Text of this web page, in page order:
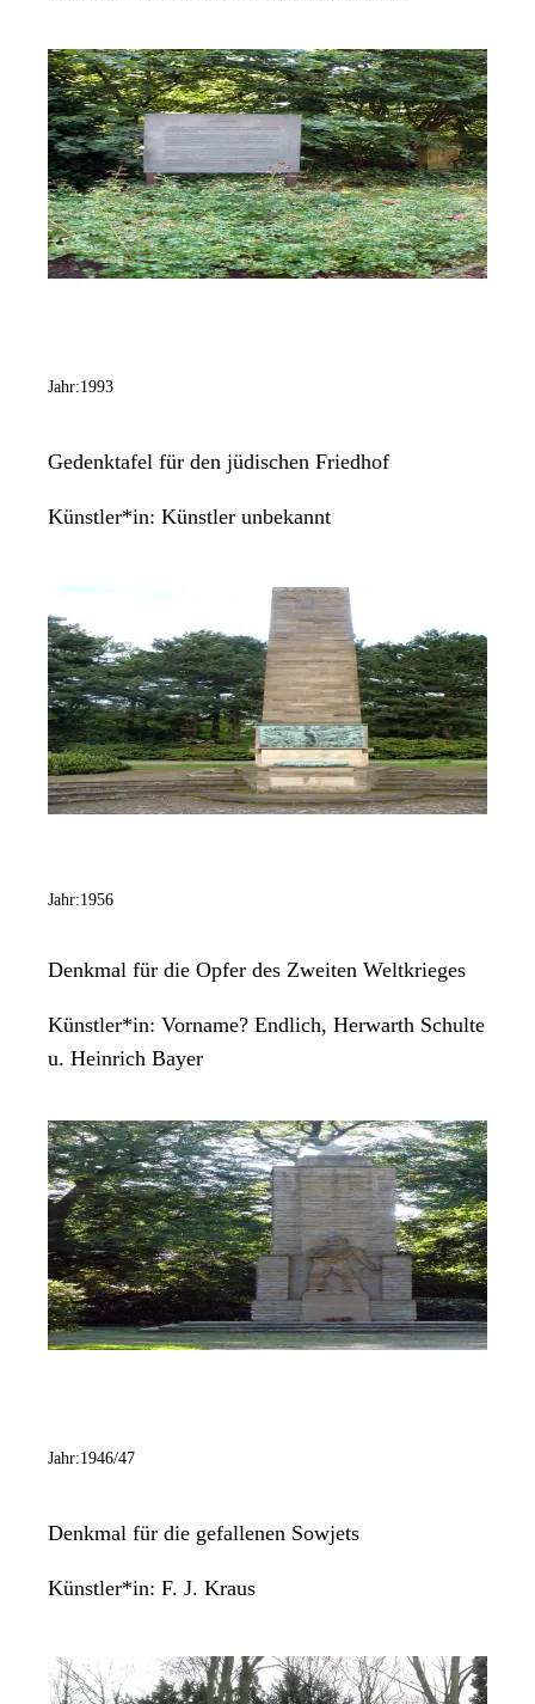
Jahr:1993
Gedenktafel für den jüdischen Friedhof
Künstler*in: Künstler unbekannt
Jahr:1956
Denkmal für die Opfer des Zweiten Weltkrieges
Künstler*in: Vorname? Endlich, Herwarth Schulte
u. Heinrich Bayer
Jahr:1946/47
Denkmal für die gefallenen Sowjets
Künstler*in: F. J. Kraus